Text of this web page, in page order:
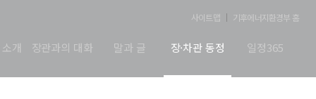
사이트맵 기후에너지환경부 홈
개 장관과의 대화 말과 글 장·차관 동정 일정365